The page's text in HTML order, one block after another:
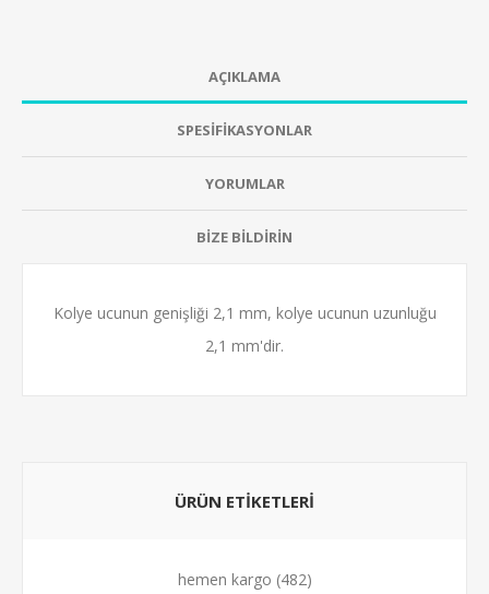
AÇIKLAMA
SPESİFİKASYONLAR
YORUMLAR
BİZE BİLDİRİN
Kolye ucunun genişliği 2,1 mm, kolye ucunun uzunluğu
2,1 mm'dir.
ÜRÜN ETİKETLERİ
hemen kargo (482)